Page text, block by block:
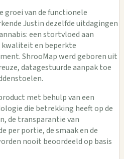
groei van de functionele
Justin dezelfde uitdagingen
een stortvloed aan
kwaliteit en beperkte
ShrooMap werd geboren uit
datagestuurde aanpak toe
met behulp van een
die betrekking heeft op de
de transparantie van
per portie, de smaak en de
nooit beoordeeld op basis